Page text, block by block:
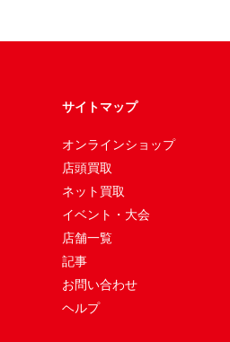
サイトマップ
オンラインショップ
店頭買取
ネット買取
イベント・大会
店舗一覧
記事
お問い合わせ
ヘルプ